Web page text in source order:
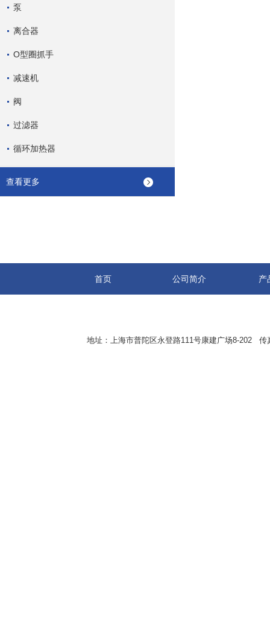
泵
离合器
O型圈抓手
减速机
阀
过滤器
循环加热器
查看更多
首页 公司简介 产
地址：上海市普陀区永登路111号康建广场8-202